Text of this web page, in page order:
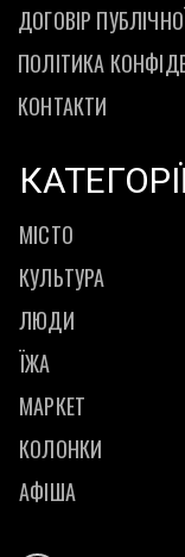
ДОГОВІР
ПОЛІТИКА
КОНТАКТИ
КАТЕГОРІЇ
МІСТО
КУЛЬТУРА
ЛЮДИ
ЇЖА
МАРКЕТ
КОЛОНКИ
АФІША